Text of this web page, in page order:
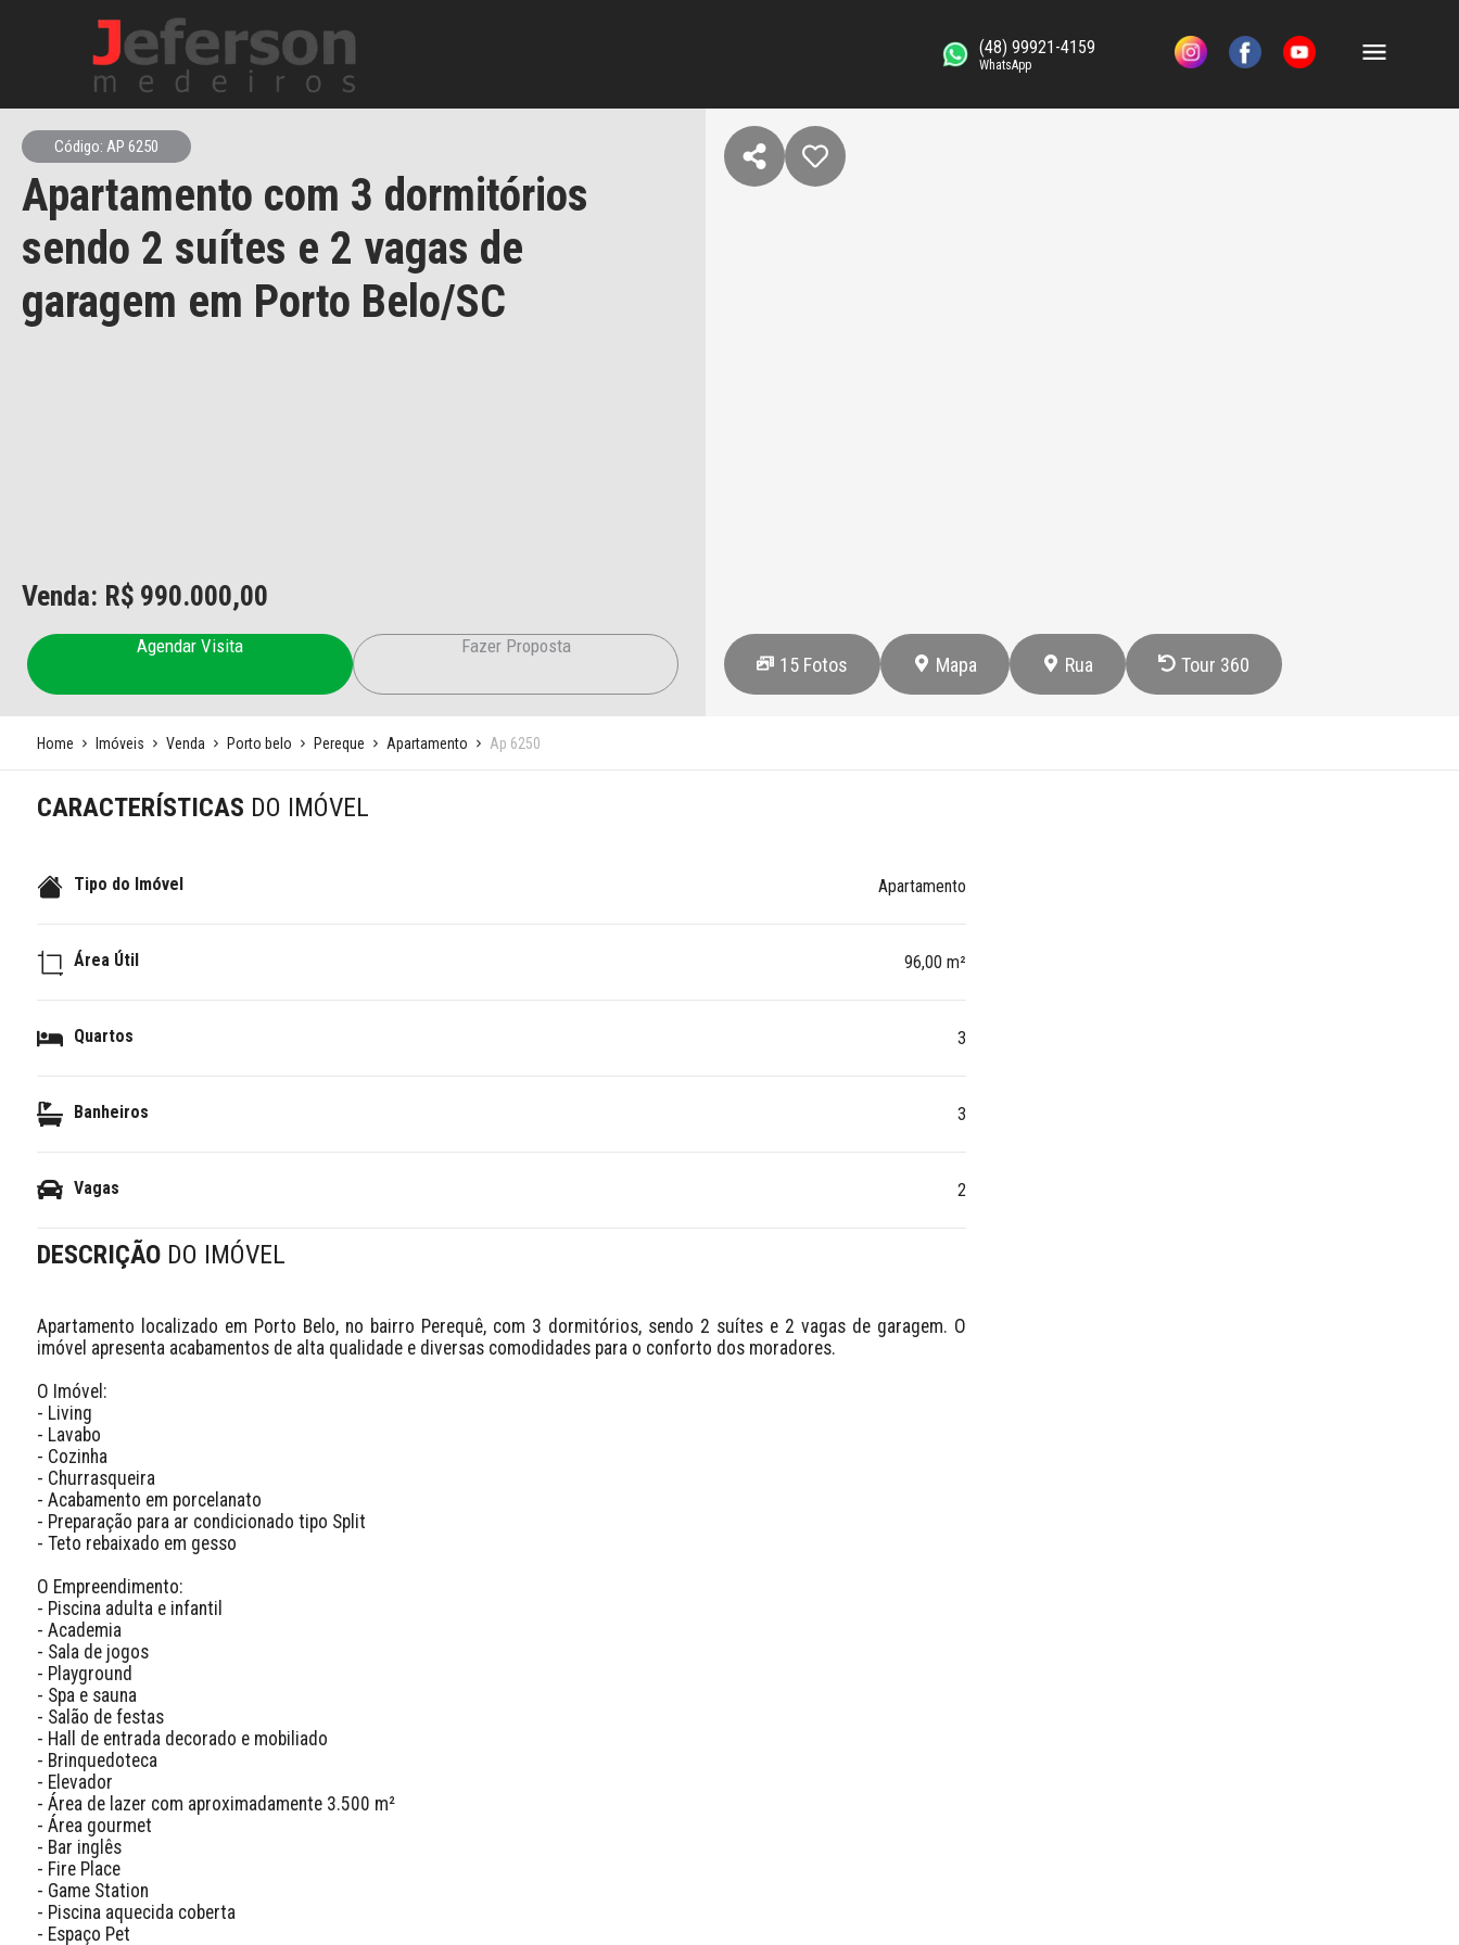
(48) 99921-4159
WhatsApp
Código: AP 6250
Apartamento com 3 dormitórios
sendo 2 suítes e 2 vagas de
garagem em Porto Belo/SC
Venda: R$ 990.000,00
Agendar Visita Fazer Proposta
15 Fotos Mapa Rua Tour 360
Home Imóveis Venda Porto belo Pereque Apartamento Ap 6250
CARACTERÍSTICAS DO IMÓVEL
Tipo do Imóvel Apartamento
Área Útil 96,00 m²
Quartos 3
Banheiros 3
Vagas 2
DESCRIÇÃO DO IMÓVEL
Apartamento localizado em Porto Belo, no bairro Perequê, com 3 dormitórios, sendo 2 suítes e 2 vagas de garagem. O
imóvel apresenta acabamentos de alta qualidade e diversas comodidades para o conforto dos moradores.
O Imóvel:
- Living
- Lavabo
- Cozinha
- Churrasqueira
- Acabamento em porcelanato
- Preparação para ar condicionado tipo Split
- Teto rebaixado em gesso
O Empreendimento:
- Piscina adulta e infantil
- Academia
- Sala de jogos
- Playground
- Spa e sauna
- Salão de festas
- Hall de entrada decorado e mobiliado
- Brinquedoteca
- Elevador
- Área de lazer com aproximadamente 3.500 m²
- Área gourmet
- Bar inglês
- Fire Place
- Game Station
- Piscina aquecida coberta
- Espaço Pet